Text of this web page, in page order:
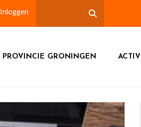
Inloggen
PROVINCIE GRONINGEN